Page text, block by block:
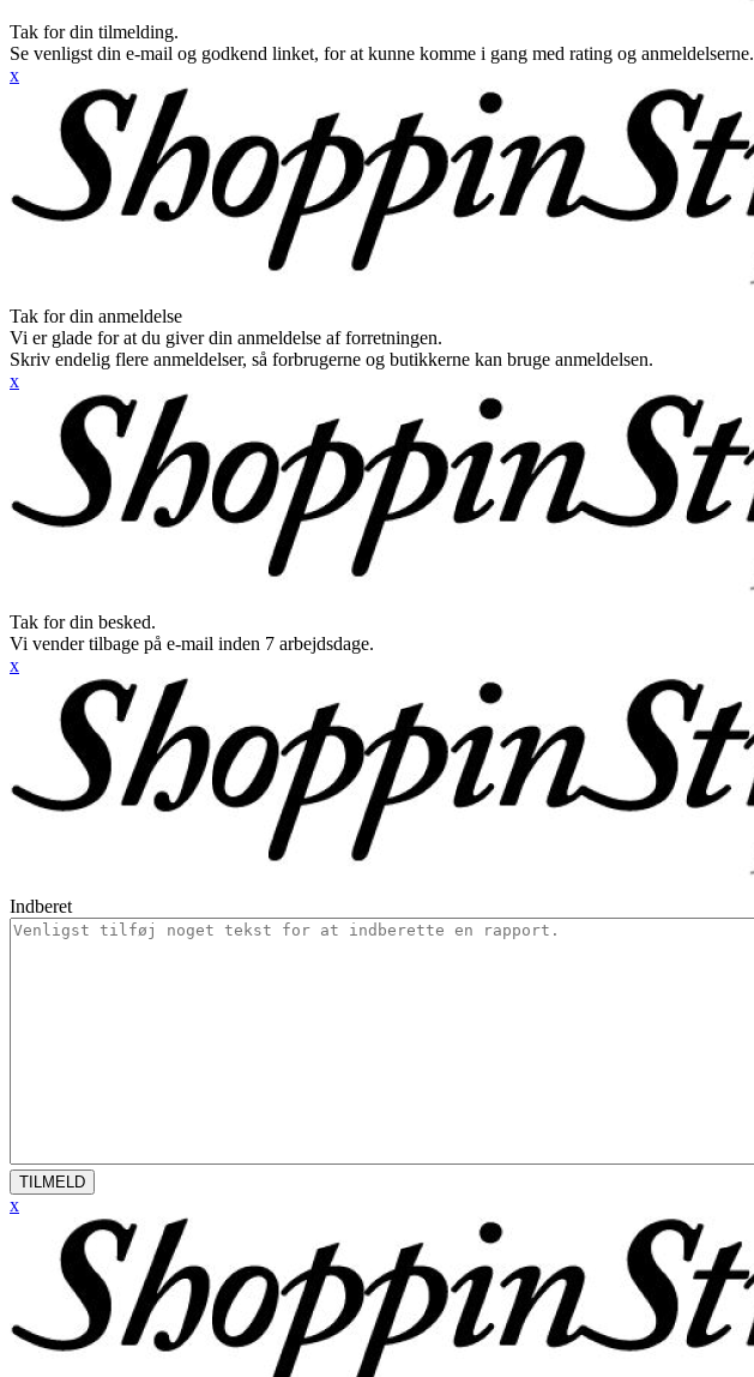
Tak for din tilmelding.
Se venligst din e-mail og godkend linket, for at kunne komme i gang med rating og anmeldelserne.
x
Tak for din anmeldelse
Vi er glade for at du giver din anmeldelse af forretningen.
Skriv endelig flere anmeldelser, så forbrugerne og butikkerne kan bruge anmeldelsen.
x
Tak for din besked.
Vi vender tilbage på e-mail inden 7 arbejdsdage.
x
Indberet
TILMELD
x